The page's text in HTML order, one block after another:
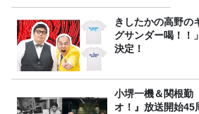
きしたかの高野の
グサンダー喝！！
決定！
小堺一機＆関根勤
オ！』放送開始45